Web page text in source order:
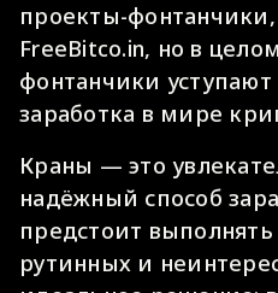
проекты-
FreeBitco.in, но в
фонтанчики
заработка в мире
Краны — это
надёжный способ
предстоит
рутинных и